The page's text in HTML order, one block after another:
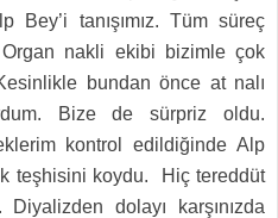
tanışımız. Tüm süreç
nakli ekibi bizimle çok
bundan önce at nalı
Bize de sürpriz oldu.
kontrol edildiğinde Alp
teşhisini koydu. Hiç tereddüt
dolayı karşınızda